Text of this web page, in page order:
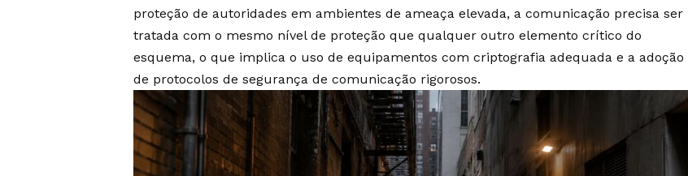
proteção de autoridades em ambientes de ameaça elevada, a comunicação precisa ser
tratada com o mesmo nível de proteção que qualquer outro elemento crítico do
esquema, o que implica o uso de equipamentos com criptografia adequada e a adoção
de protocolos de segurança de comunicação rigorosos.